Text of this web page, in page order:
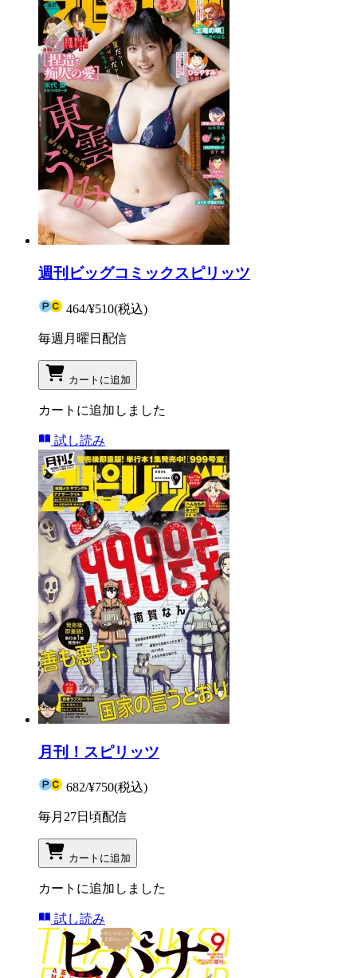
週刊ビッグコミックスピリッツ
464/¥510(税込)
毎週月曜日配信
カートに追加
カートに追加しました
試し読み
月刊！スピリッツ
682/¥750(税込)
毎月27日頃配信
カートに追加
カートに追加しました
試し読み